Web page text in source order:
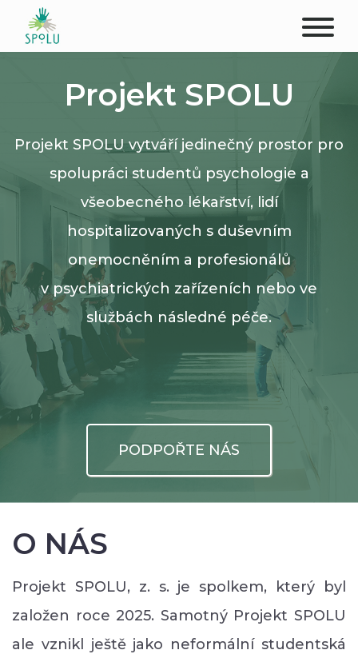
PŮSOBIŠTĚ
KLIENTI
PROFESIONÁLOVÉ
STUDENTI
Projekt SPOLU
Projekt SPOLU vytváří jedinečný prostor pro
spolupráci studentů psychologie a
všeobecného lékařství, lidí
hospitalizovaných s duševním
onemocněním a profesionálů
v psychiatrických zařízeních nebo ve
službách následné péče.
PODPOŘTE NÁS
O NÁS
Projekt SPOLU, z. s. je spolkem, který byl
založen roce 2025. Samotný Projekt SPOLU
ale vznikl ještě jako neformální studentská